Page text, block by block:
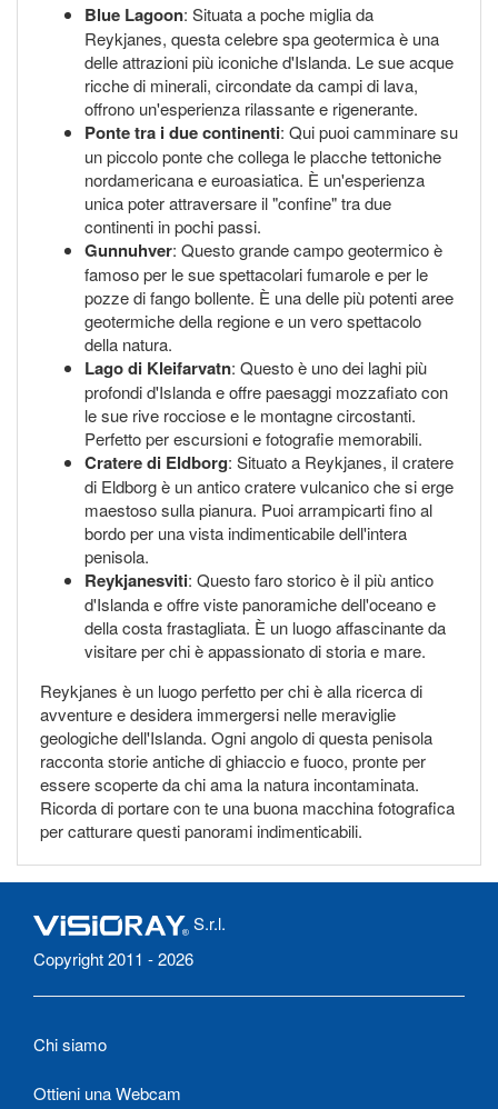
Blue Lagoon: Situata a poche miglia da
Reykjanes, questa celebre spa geotermica è una
delle attrazioni più iconiche d'Islanda. Le sue acque
ricche di minerali, circondate da campi di lava,
offrono un'esperienza rilassante e rigenerante.
Ponte tra i due continenti: Qui puoi camminare su
un piccolo ponte che collega le placche tettoniche
nordamericana e euroasiatica. È un'esperienza
unica poter attraversare il "confine" tra due
continenti in pochi passi.
Gunnuhver: Questo grande campo geotermico è
famoso per le sue spettacolari fumarole e per le
pozze di fango bollente. È una delle più potenti aree
geotermiche della regione e un vero spettacolo
della natura.
Lago di Kleifarvatn: Questo è uno dei laghi più
profondi d'Islanda e offre paesaggi mozzafiato con
le sue rive rocciose e le montagne circostanti.
Perfetto per escursioni e fotografie memorabili.
Cratere di Eldborg: Situato a Reykjanes, il cratere
di Eldborg è un antico cratere vulcanico che si erge
maestoso sulla pianura. Puoi arrampicarti fino al
bordo per una vista indimenticabile dell'intera
penisola.
Reykjanesviti: Questo faro storico è il più antico
d'Islanda e offre viste panoramiche dell'oceano e
della costa frastagliata. È un luogo affascinante da
visitare per chi è appassionato di storia e mare.
Reykjanes è un luogo perfetto per chi è alla ricerca di
avventure e desidera immergersi nelle meraviglie
geologiche dell'Islanda. Ogni angolo di questa penisola
racconta storie antiche di ghiaccio e fuoco, pronte per
essere scoperte da chi ama la natura incontaminata.
Ricorda di portare con te una buona macchina fotografica
per catturare questi panorami indimenticabili.
S.r.l.
Copyright 2011 - 2026
Chi siamo
Ottieni una Webcam